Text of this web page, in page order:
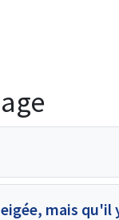
mais qu'il